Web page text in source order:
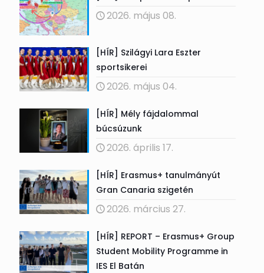
2026. május 08.
[HÍR] Szilágyi Lara Eszter
sportsikerei
2026. május 04.
[HÍR] Mély fájdalommal
búcsúzunk
2026. április 17.
[HÍR] Erasmus+ tanulmányút
Gran Canaria szigetén
2026. március 27.
[HÍR] REPORT – Erasmus+ Group
Student Mobility Programme in
IES El Batán